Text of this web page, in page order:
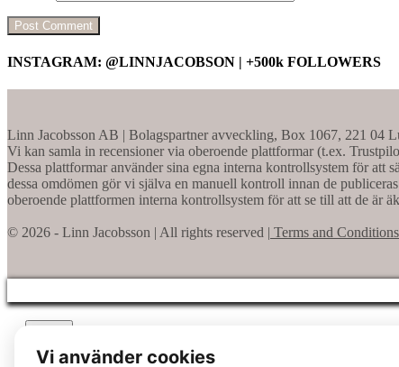
INSTAGRAM: @LINNJACOBSON | +500k FOLLOWERS
Linn Jacobsson AB | Bolagspartner avveckling, Box 1067, 221 04
Vi kan samla in recensioner via oberoende plattformar (t.ex.
Dessa plattformar använder sina egna interna kontrollsystem för
dessa omdömen gör vi själva en manuell kontroll innan de
oberoende plattformen interna kontrollsystem för att se till att de är
© 2026 - Linn Jacobsson | All rights reserved | Terms and Conditions